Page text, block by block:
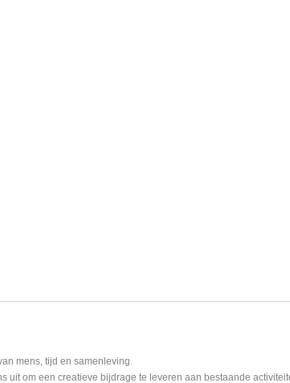
mens, tijd en samenleving.
uit om een creatieve bijdrage te leveren aan bestaande